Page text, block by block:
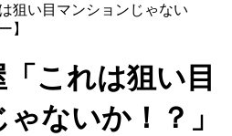
狙い目マンションじゃない
】
これは狙い目
ないか！？」